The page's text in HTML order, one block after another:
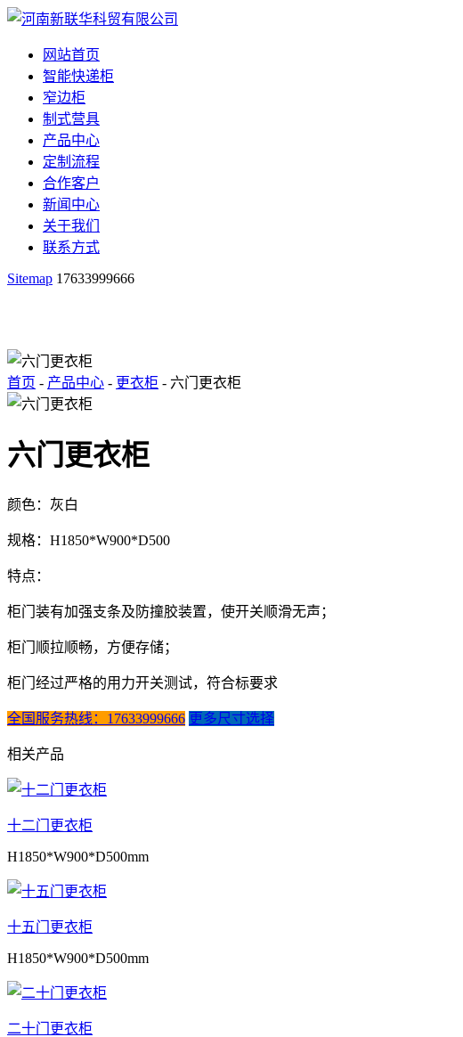
网站首页
智能快递柜
窄边柜
制式营具
产品中心
定制流程
合作客户
新闻中心
关于我们
联系方式
Sitemap 17633999666
首页 - 产品中心 - 更衣柜 - 六门更衣柜
六门更衣柜
颜色：灰白
规格：H1850*W900*D500
特点：
柜门装有加强支条及防撞胶装置，使开关顺滑无声；
柜门顺拉顺畅，方便存储；
柜门经过严格的用力开关测试，符合标要求
全国服务热线：17633999666 更多尺寸选择
相关产品
十二门更衣柜
H1850*W900*D500mm
十五门更衣柜
H1850*W900*D500mm
二十门更衣柜